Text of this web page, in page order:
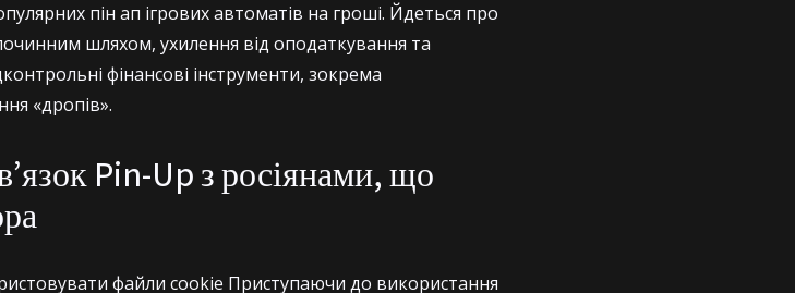
пін ап ігрових автоматів на гроші. Йдеться про
шляхом, ухилення від оподаткування та
фінансові інструменти, зокрема
«дропів».
Pin-Up з росіянами, що
файли cookie Приступаючи до використання